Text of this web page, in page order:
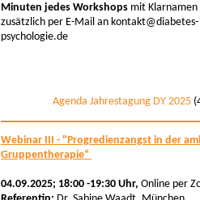
Minuten jedes Workshops mit Klarnamen
zusätzlich per E-Mail an kontakt@diabetes-
psychologie.de
Agenda Jahrestagung DY 2025
Webinar III - "Progredienzangst in der
Gruppentherapie“
04.09.2025; 18:00 -19:30 Uhr, Online per